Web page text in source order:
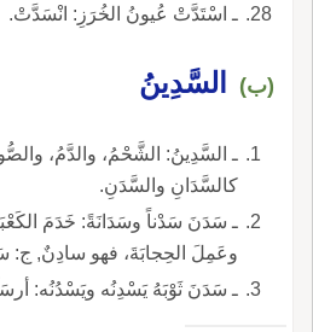
ـ اسْتَدَّتْ عُيونُ الخُرَزِ: انْسَدَّتْ.
(ب) السَّدِينُ
ـ السَّدِينُ: الشَّحْمُ، والدَّمُ،
كالسَّدَانِ والسَّدَنِ.
ـ سَدَنَ سَدْناً وسَدَانَةً: خَدَمَ
وعَمِلَ الحِجابَةَ، فهو سادِنٌ, ج:
ـ سَدَنَ ثَوْبَهُ يَسْدِنُه ويَسْدُنُه: